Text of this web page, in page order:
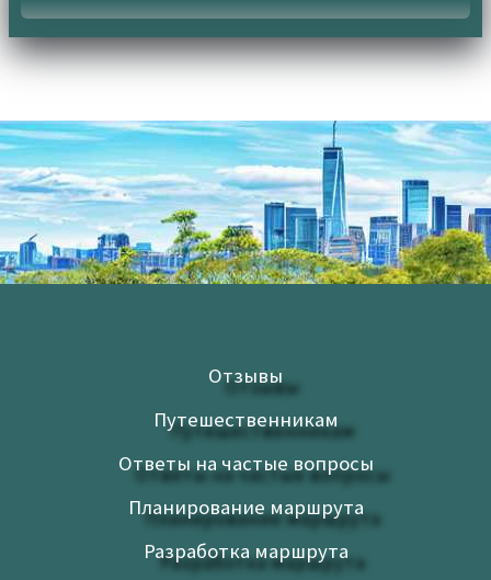
Отзывы
Путешественникам
Ответы на частые вопросы
Планирование маршрута
Разработка маршрута